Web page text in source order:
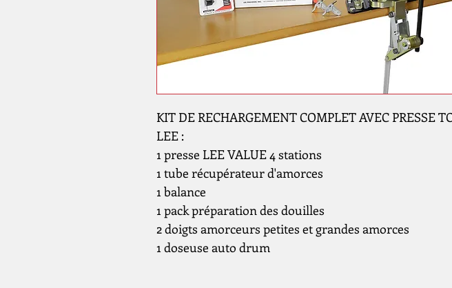
KIT DE RECHARGEMENT COMPLET AVEC PRESSE
LEE :
1 presse LEE VALUE 4 stations
1 tube récupérateur d'amorces
1 balance
1 pack préparation des douilles
2 doigts amorceurs petites et grandes amorces
1 doseuse auto drum